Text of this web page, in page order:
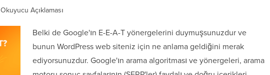
Okuyucu Açıklaması
Belki de Google'ın E-E-A-T yönergelerini duymuşsunuzdur ve
bunun WordPress web siteniz için ne anlama geldiğini merak
ediyorsunuzdur. Google'ın arama algoritması ve yönergeleri, arama